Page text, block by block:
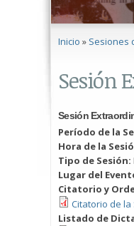
Inicio » Sesiones
Sesión
Sesión
Período de la
Hora de la
Tipo de Sesión:
Lugar del
Citatorio y
Citatorio de la
Listado de